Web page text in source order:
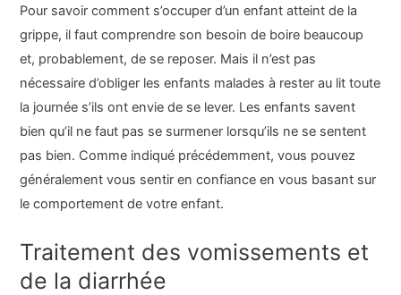
Pour savoir comment s’occuper d’un enfant atteint de la
grippe, il faut comprendre son besoin de boire beaucoup
et, probablement, de se reposer. Mais il n’est pas
nécessaire d’obliger les enfants malades à rester au lit toute
la journée s’ils ont envie de se lever. Les enfants savent
bien qu’il ne faut pas se surmener lorsqu’ils ne se sentent
pas bien. Comme indiqué précédemment, vous pouvez
généralement vous sentir en confiance en vous basant sur
le comportement de votre enfant.
Traitement des vomissements et
de la diarrhée